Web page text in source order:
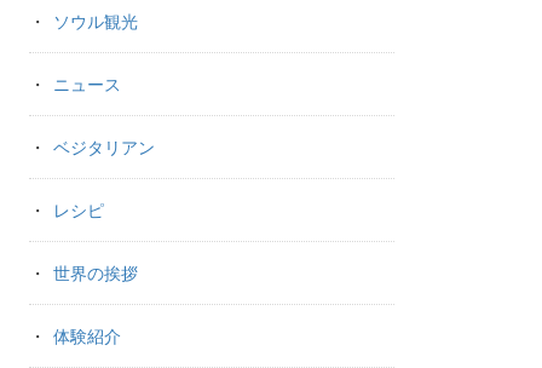
ソウル観光
ニュース
ベジタリアン
レシピ
世界の挨拶
体験紹介